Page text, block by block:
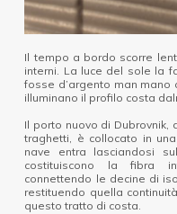
Il tempo a bordo scorre
interni. La luce del sole la
fosse d’argento man mano
illuminano il profilo costa
Il porto nuovo di Dubrovnik,
traghetti, è collocato in
nave entra lasciandosi
costituiscono la fibra
connettendo le decine di
restituendo quella
questo tratto di costa.